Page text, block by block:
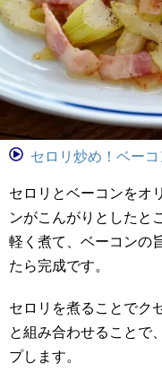
セロリ炒め！ベー
セロリとベーコンをオ
ンがこんがりとしたと
軽く煮て、ベーコンの
たら完成です。
セロリを煮ることでク
と組み合わせることで
プします。